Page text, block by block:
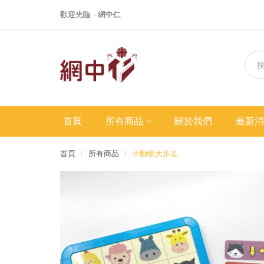
歡迎光臨 - 網中仁
首頁 所有商品 關於我們 最新
首頁 所有商品 小動物大步走